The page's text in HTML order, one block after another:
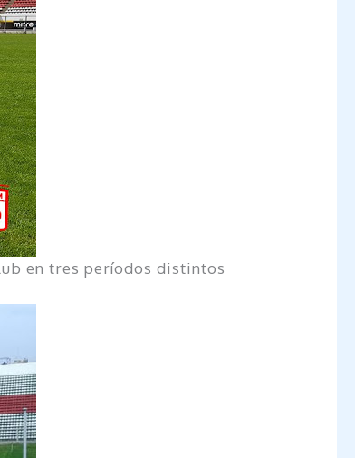
en tres períodos distintos